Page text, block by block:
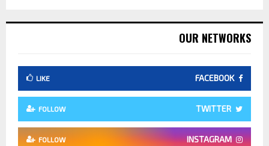
OUR NETWORKS
FACEBOOK
LIKE
TWITTER
FOLLOW
INSTAGRAM
FOLLOW